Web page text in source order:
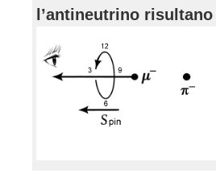
l’antineutrino